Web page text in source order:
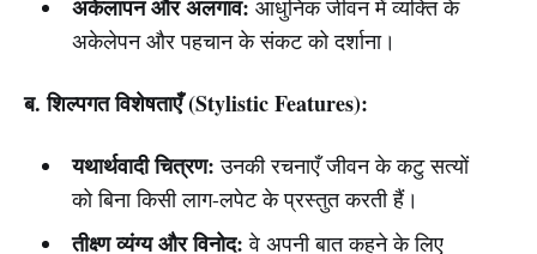
अकेलापन और अलगाव: आधुनिक जीवन में व्यक्ति के
अकेलेपन और पहचान के संकट को दर्शाना।
ब. शिल्पगत विशेषताएँ (Stylistic Features):
यथार्थवादी चित्रण: उनकी रचनाएँ जीवन के कटु सत्यों
को बिना किसी लाग-लपेट के प्रस्तुत करती हैं।
तीक्ष्ण व्यंग्य और विनोद: वे अपनी बात कहने के लिए